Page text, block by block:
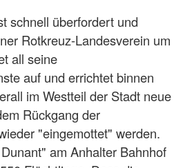
schnell überfordert und
Rotkreuz-Landesverein um
all seine
auf und errichtet binnen
im Westteil der Stadt neue
Rückgang der
"eingemottet" werden.
am Anhalter Bahnhof